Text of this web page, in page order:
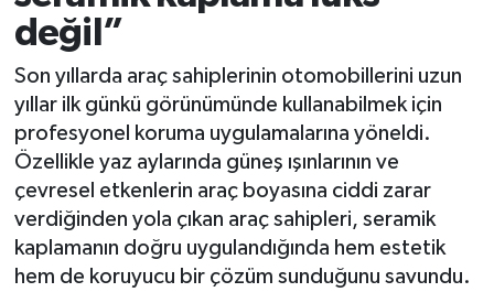
değil”
Son yıllarda araç sahiplerinin otomobillerini uzun
yıllar ilk günkü görünümünde kullanabilmek için
profesyonel koruma uygulamalarına yöneldi.
Özellikle yaz aylarında güneş ışınlarının ve
çevresel etkenlerin araç boyasına ciddi zarar
verdiğinden yola çıkan araç sahipleri, seramik
kaplamanın doğru uygulandığında hem estetik
hem de koruyucu bir çözüm sunduğunu savundu.